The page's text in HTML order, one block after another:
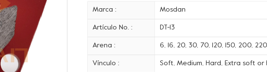
Marca : Mosdan
Artículo No. : DT-13
Arena : 6, 16, 20, 30, 70, 120, 150, 200,
Vínculo : Soft, Medium, Hard, Extra soft